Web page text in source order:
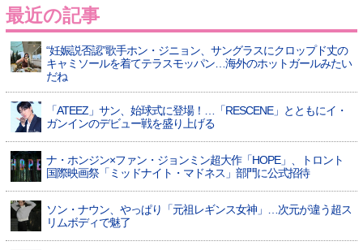
最近の記事
“妊娠説否認”歌手ホン・ジニョン、サングラスにクロップド丈の
キャミソールを着てテラスモッパン…海外のホットガールみたい
だね
「ATEEZ」サン、始球式に登場！…「RESCENE」とともにイ・
ガンインのデビュー戦を盛り上げる
ナ・ホンジン×ファン・ジョンミン超大作「HOPE」、トロント
国際映画祭「ミッドナイト・マドネス」部門に公式招待
ソン・ナウン、やっぱり「元祖レギンス女神」…次元が違う超ス
リムボディで魅了